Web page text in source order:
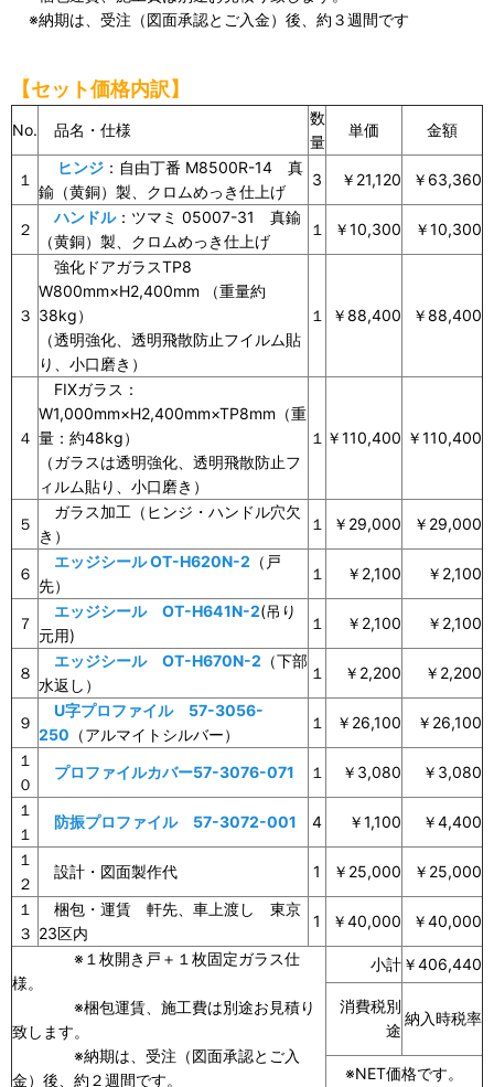
※納期は、受注（図面承認とご入金）後、約３週間です
【セット価格内訳】
No. 品名・仕様
数
量
単価 金額
１
ヒンジ ：自由丁番 M8500R-14 真
鍮（黄銅）製、クロムめっき仕上げ
3 ￥21,120 ￥63,360
２
ハンドル：ツマミ 05007-31 真鍮
（黄銅）製、クロムめっき仕上げ
１ ￥10,300 ￥10,300
３
強化ドアガラスTP8
W800mm×H2,400mm （重量約
38kg）
（透明強化、透明飛散防止フイルム貼
り、小口磨き）
１ ￥88,400 ￥88,400
４
FIXガラス：
W1,000mm×H2,400mm×TP8mm（重
量：約48kg）
（ガラスは透明強化、透明飛散防止フ
ィルム貼り、小口磨き）
１ ￥110,400 ￥110,400
５
ガラス加工（ヒンジ・ハンドル穴欠
き）
１ ￥29,000 ￥29,000
６
エッジシール OT-H620N-2 （戸
先）
１ ￥2,100 ￥2,100
７
エッジシール OT-H641N-2(吊り
元用)
１ ￥2,100 ￥2,100
８
エッジシール OT-H670N-2 （下部
水返し）
１ ￥2,200 ￥2,200
９
U字プロファイル 57-3056-
250 （アルマイトシルバー）
１ ￥26,100
￥26,100
１
０
プロファイルカバー57-3076-071 １ ￥3,080
￥3,080
１
１
防振プロファイル 57-3072-001 4 ￥1,100
￥4,400
１
２
設計・図面製作代 1 ￥25,000
￥25,000
１
３
梱包・運賃 軒先、車上渡し 東京
23区内
1 ￥40,000
￥40,000
※１枚開き戸＋１枚固定ガラス仕
様。
※梱包運賃、施工費は別途お見積り
致します。
※納期は、受注（図面承認とご入
金）後、約２週間です。
小計 ￥406,440
消費税別
途
納入時税率
※NET価格です。